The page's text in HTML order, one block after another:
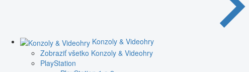
Konzoly & Videohry
Zobraziť všetko Konzoly & Videohry
PlayStation